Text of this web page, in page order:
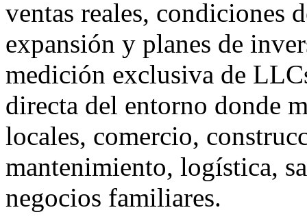
ventas reales, condiciones
expansión y planes de
medición exclusiva de
directa del entorno donde
locales, comercio,
mantenimiento, logística,
negocios familiares.